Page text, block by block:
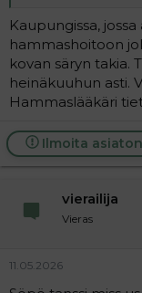
Kaupungissa,
hammashoitoon
kovan säryn takia.
heinäkuuhun asti.
Hammaslääkäri
Ilmoita
vierailija
Vieras
11.05.2026